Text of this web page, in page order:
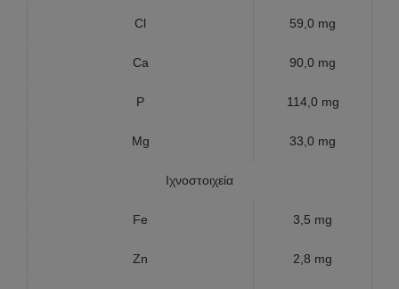
Cl 59,0 mg
Ca 90,0 mg
P 114,0 mg
Mg 33,0 mg
Ιχνοστοιχεία
Fe 3,5 mg
Zn 2,8 mg